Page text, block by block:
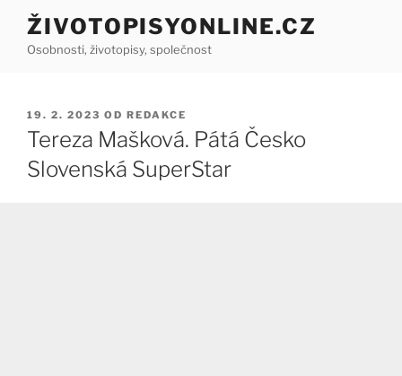
Přejít
obsahu
ŽIVOTOPISYONLINE.CZ
Osobnosti, životopisy, společnost
PUBLIKOVÁNO
19. 2. 2023 OD REDAKCE
Tereza Mašková. Pátá Česko
Slovenská SuperStar